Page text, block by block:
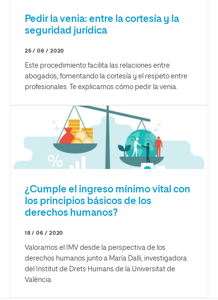
Pedir la venia: entre la cortesía y la
seguridad jurídica
25 / 06 / 2020
Este procedimiento facilita las relaciones entre
abogados, fomentando la cortesía y el respeto entre
profesionales. Te explicamos cómo pedir la venia.
¿Cumple el ingreso mínimo vital con
los principios básicos de los
derechos humanos?
18 / 06 / 2020
Valoramos el IMV desde la perspectiva de los
derechos humanos junto a María Dalli, investigadora
del Institut de Drets Humans de la Universitat de
València.